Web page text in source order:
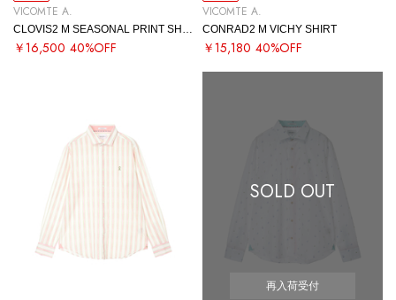
VICOMTE A.
￥16,500 40%OFF
VICOMTE A.
CONRAD2 M VICHY SHIRT
￥15,180 40%OFF
SOLD OUT
再入荷受付